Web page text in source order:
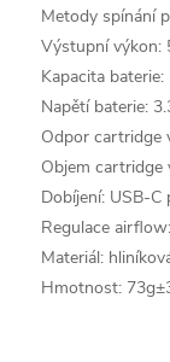
Metody spínání
Výstupní výkon:
Kapacita
Napětí baterie:
Odpor cartridge
Objem cartridge
Dobíjení: USB-
Regulace
Materiál:
Hmotnost: